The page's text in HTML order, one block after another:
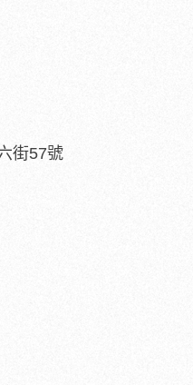
街57號